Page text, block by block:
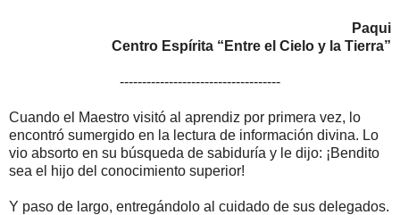
Paqui
Centro Espírita “Entre el Cielo y la Tierra”
------------------------------------
Cuando el Maestro visitó al aprendiz por primera vez, lo
encontró sumergido en la lectura de información divina. Lo
vio absorto en su búsqueda de sabiduría y le dijo: ¡Bendito
sea el hijo del conocimiento superior!
Y paso de largo, entregándolo al cuidado de sus delegados.